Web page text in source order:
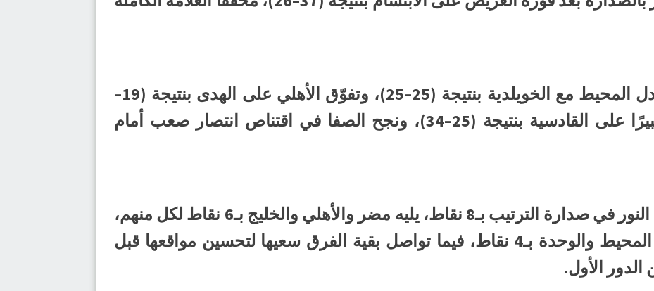
وفي بقية نتائج الجولة، تعادل المحيط مع الخويلدية بنتيجة (25–25)، وتفوّق الأهلي على الهدى بنتيجة (19–
26)، وحقق الخليج فوزًا كبيرًا على القادسية بنتيجة (25–34)، ونجح الصفا في اقتناص انتصار صعب أمام
وبانتهاء الجولة الرابعة، جاء النور في صدارة الترتيب بـ8 نقاط، يليه مضر والأهلي والخليج بـ6 نقاط لكل منهم،
ثم الصفا بـ5 نقاط، وبعده المحيط والوحدة بـ4 نقاط، فيما تواصل بقية الفرق سعيها لتحسين مواقعها قبل
الأول.